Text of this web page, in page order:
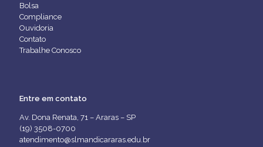
Bolsa
Compliance
Ouvidoria
Contato
Trabalhe Conosco
Entre em contato
Av. Dona Renata, 71 – Araras – SP
(19) 3508-0700
atendimento@slmandicararas.edu.br